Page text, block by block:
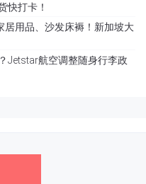
快打卡！
居用品、沙发床褥！新加坡大
Jetstar航空调整随身行李政